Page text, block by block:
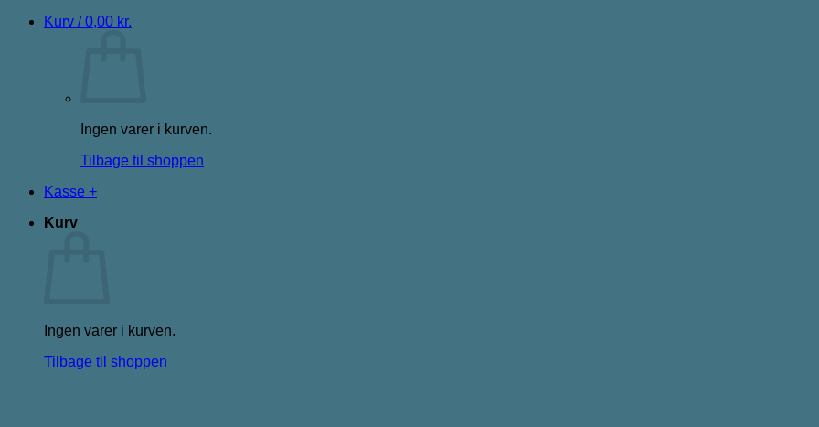
Kurv /0,00 kr.
Ingen varer i kurven.
Tilbage til shoppen
Kasse +
Kurv
Ingen varer i kurven.
Tilbage til shoppen